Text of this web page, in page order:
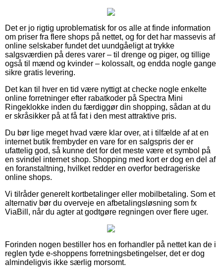
Det er jo rigtig uproblematisk for os alle at finde information
om priser fra flere shops på nettet, og for det har massevis af
online selskaber fundet det uundgåeligt at trykke
salgsværdien på deres varer – til drenge og piger, og tillige
også til mænd og kvinder – kolossalt, og endda nogle gange
sikre gratis levering.
Det kan til hver en tid være nyttigt at checke nogle enkelte
online forretninger efter rabatkoder på Spectra Mini
Ringeklokke inden du færdiggør din shopping, sådan at du
er skråsikker på at få fat i den mest attraktive pris.
Du bør lige meget hvad være klar over, at i tilfælde af at en
internet butik frembyder en vare for en salgspris der er
ufattelig god, så kunne det for det meste være et symbol på
en svindel internet shop. Shopping med kort er dog en del af
en foranstaltning, hvilket redder en overfor bedrageriske
online shops.
Vi tilråder generelt kortbetalinger eller mobilbetaling. Som et
alternativ bør du overveje en afbetalingsløsning som fx
ViaBill, når du agter at godtgøre regningen over flere uger.
Forinden nogen bestiller hos en forhandler på nettet kan de i
reglen tyde e-shoppens forretningsbetingelser, det er dog
almindeligvis ikke særlig morsomt.